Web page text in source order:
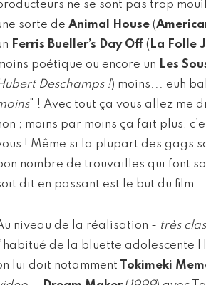
ne se sont pas trop
sorte de Animal House (
Ferris Bueller’s Day Off ( La Folle
poétique ou encore un Les
Deschamps !) moins... euh
" ! Avec tout ça vous allez me
; moins par moins ça fait plus,
! Même si la plupart des gags
nombre de trouvailles qui font
dit en passant est le but du film.
niveau de la réalisation - très
de la bluette adolescente
lui doit notamment Tokimeki